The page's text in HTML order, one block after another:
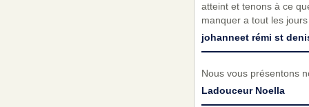
atteint et tenons à ce
manquer a tout les
johanneet rémi st
Nous vous présentons
Ladouceur Noella